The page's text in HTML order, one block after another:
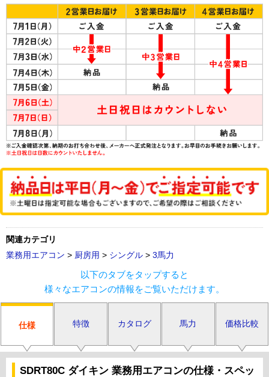
関連カテゴリ
業務用エアコン > 厨房用 > シングル > 3馬力
以下のタブをタップすると
様々なエアコンの情報をご覧いただけます。
仕様 特徴 カタログ 馬力 価格比較
SDRT80C ダイキン 業務用エアコンの仕様・スペッ